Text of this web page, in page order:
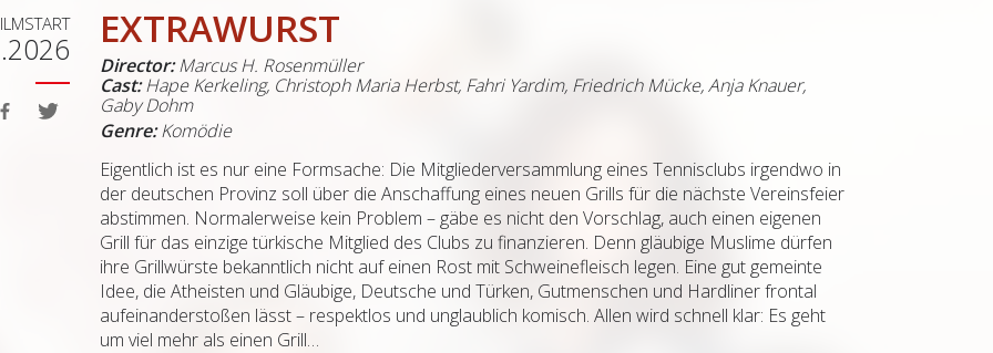
EXTRAWURST
Director: Marcus H. Rosenmüller
Cast: Hape Kerkeling, Christoph Maria Herbst, Fahri Yardim, Friedrich Mücke, Anja Knauer,
Gaby Dohm
Genre:Komödie
Eigentlich ist es nur eine Formsache: Die Mitgliederversammlung eines Tennisclubs irgendwo in
der deutschen Provinz soll über die Anschaffung eines neuen Grills für die nächste Vereinsfeier
abstimmen. Normalerweise kein Problem – gäbe es nicht den Vorschlag, auch einen eigenen
Grill für das einzige türkische Mitglied des Clubs zu finanzieren. Denn gläubige Muslime dürfen
ihre Grillwürste bekanntlich nicht auf einen Rost mit Schweinefleisch legen. Eine gut gemeinte
Idee, die Atheisten und Gläubige, Deutsche und Türken, Gutmenschen und Hardliner frontal
aufeinanderstoßen lässt – respektlos und unglaublich komisch. Allen wird schnell klar: Es geht
um viel mehr als einen Grill…